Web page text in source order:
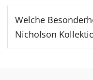
Welche
Nicholson